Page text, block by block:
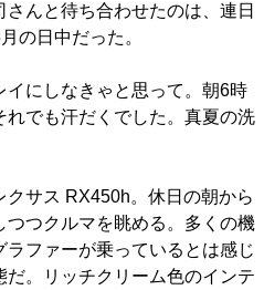
んと待ち合わせたのは、連日
の日中だった。
イにしなきゃと思って。朝6時
でも汗だくでした。真夏の洗
クサス RX450h。休日の朝から
つクルマを眺める。多くの機
ファーが乗っているとは感じ
。リッチクリーム色のインテ